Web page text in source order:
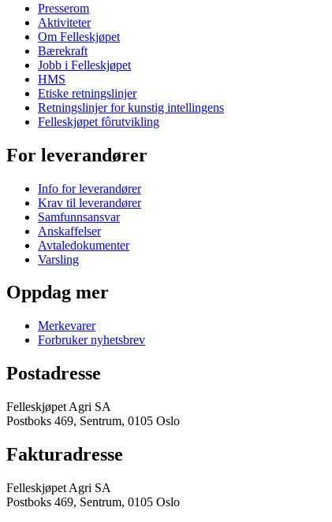
Presserom
Aktiviteter
Om Felleskjøpet
Bærekraft
Jobb i Felleskjøpet
HMS
Etiske retningslinjer
Retningslinjer for kunstig intellingens
Felleskjøpet fôrutvikling
For leverandører
Info for leverandører
Krav til leverandører
Samfunnsansvar
Anskaffelser
Avtaledokumenter
Varsling
Oppdag mer
Merkevarer
Forbruker nyhetsbrev
Postadresse
Felleskjøpet Agri SA
Postboks 469, Sentrum, 0105 Oslo
Fakturadresse
Felleskjøpet Agri SA
Postboks 469, Sentrum, 0105 Oslo